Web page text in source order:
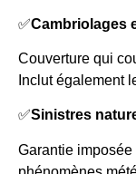
✅Cambriolages
Couverture qui
Inclut également
✅Sinistres
Garantie